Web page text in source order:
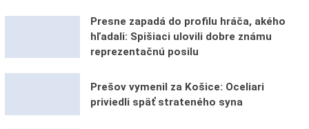
Presne zapadá do profilu hráča, akého
hľadali: Spišiaci ulovili dobre známu
reprezentačnú posilu
Prešov vymenil za Košice: Oceliari
priviedli späť strateného syna